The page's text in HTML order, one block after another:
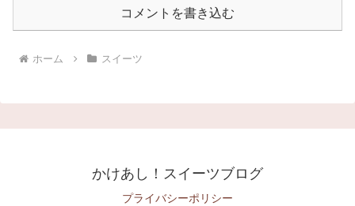
コメントを書き込む
ホーム スイーツ
かけあし！スイーツブログ
プライバシーポリシー